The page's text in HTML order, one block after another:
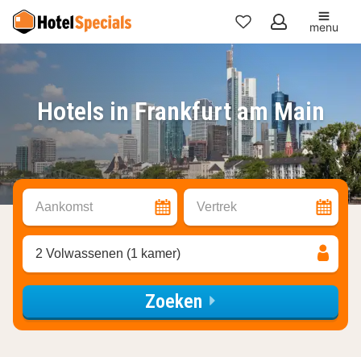
Mijn
favorieten
menu
Hotels in Frankfurt am Main
Aankomst Vertrek
2 Volwassenen (1 kamer)
Zoeken